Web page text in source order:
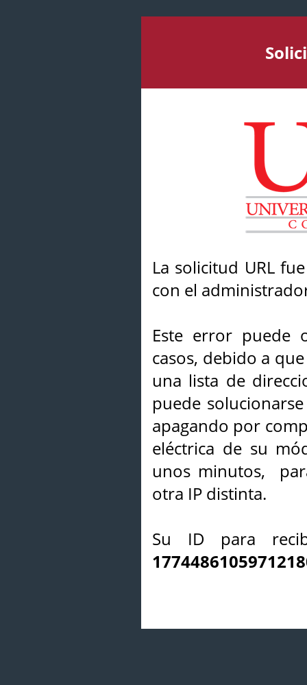
La solicitud URL
con el
Este error puede
casos, debido a
una lista de
puede
apagando por
eléctrica de su
unos minutos,
otra IP distinta.
Su ID para